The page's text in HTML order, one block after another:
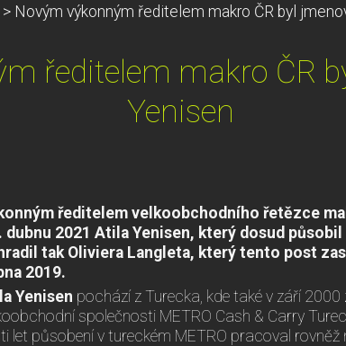
> Novým výkonným ředitelem makro ČR byl
ředitelem makro ČR
Yenisen
ředitelem velkoobchodního řetězce
dubnu 2021 Atila Yenisen, který dosud
tak Oliviera Langleta, který tento post
2019.
Yenisen pochází z Turecka, kde také v září 2000
společnosti METRO Cash & Carry
let působení v tureckém METRO pracoval